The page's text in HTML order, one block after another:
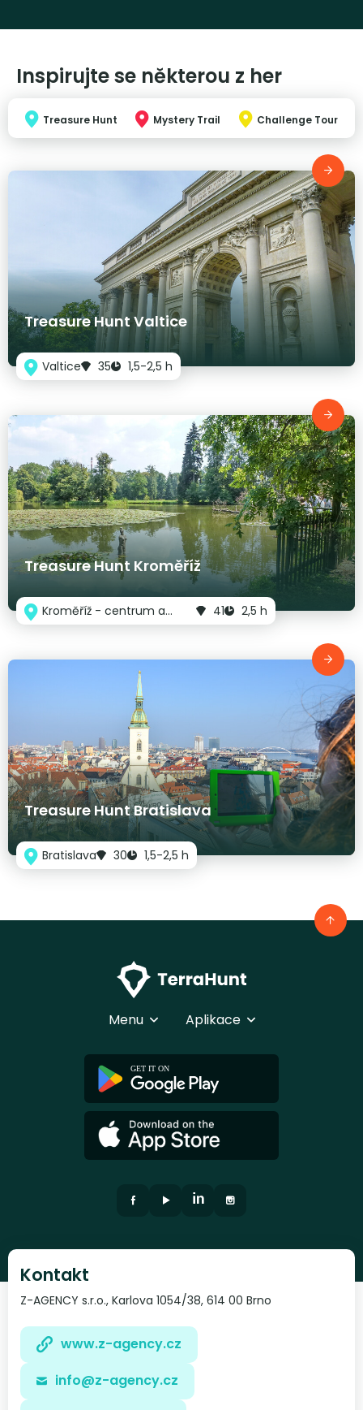
Inspirujte se některou z her
Treasure Hunt Mystery Trail Challenge Tour
Treasure Hunt Valtice
Valtice 35 1,5-2,5 h
Treasure Hunt Kroměříž
Kroměříž - centrum a
parky
41 2,5 h
Treasure Hunt Bratislava
Bratislava 30 1,5-2,5 h
Menu Aplikace
Kontakt
Z-AGENCY s.r.o., Karlova 1054/38, 614 00 Brno
www.z-agency.cz
info@z-agency.cz